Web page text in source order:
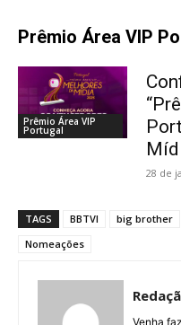
Prêmio Área VIP
Prêmio Área VIP
Portugal
28 de
TAGS BBTVI big brother
Nomeações
Venha